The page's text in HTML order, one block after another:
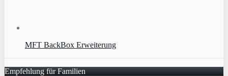
MFT BackBox Erweiterung
Empfehlung für Familien